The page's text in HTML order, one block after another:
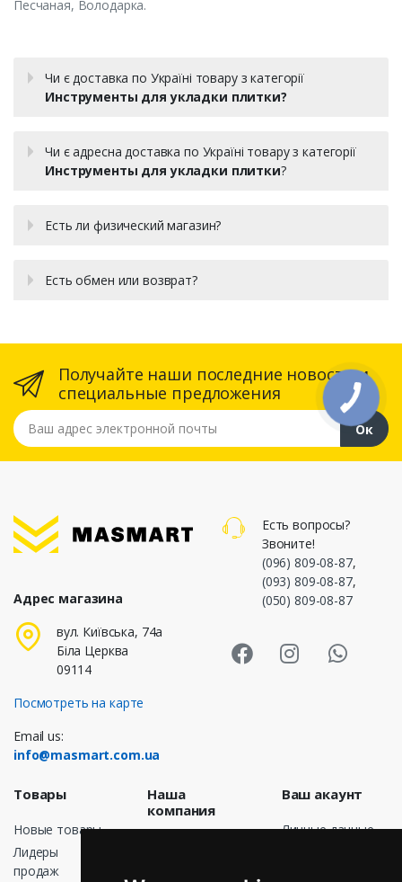
Песчаная, Володарка.
Чи є доставка по Україні товару з категорії
Инструменты для укладки плитки?
Чи є адресна доставка по Україні товару з категорії
Инструменты для укладки плитки?
Есть ли физический магазин?
Есть обмен или возврат?
Получайте наши последние новости и
специальные предложения
Ваш адрес электронной почты
Ок
Адрес магазина
вул. Київська, 74а
Біла Церква
09114
Посмотреть на карте
Email us:
info@masmart.com.ua
Есть вопросы?
Звоните!
(096) 809-08-87,
(093) 809-08-87,
(050) 809-08-87
Товары
Новые товары
Лидеры
продаж
Наша
компания
Ваш акаунт
Личные данные